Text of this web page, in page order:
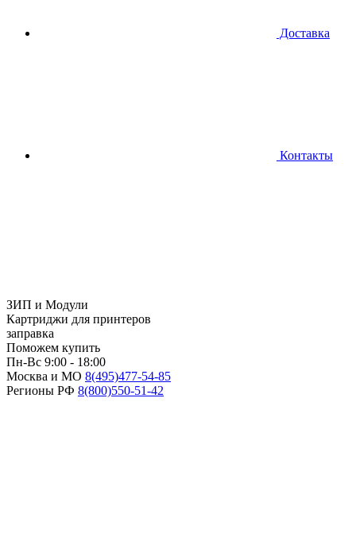
Доставка
Контакты
ЗИП и Модули
Картриджи для принтеров
заправка
Поможем купить
Пн-Вс 9:00 - 18:00
Москва и МО 8(495)477-54-85
Регионы РФ 8(800)550-51-42